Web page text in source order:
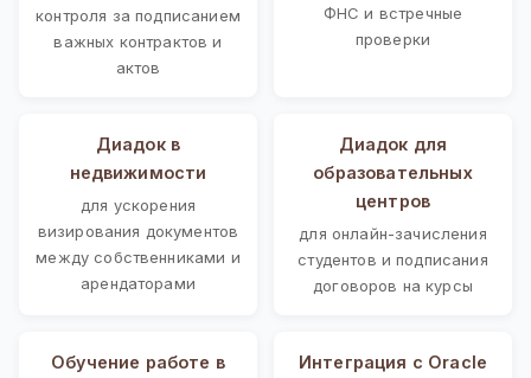
контроля за подписанием
важных контрактов и
актов
ФНС и встречные
проверки
Диадок в
недвижимости
для ускорения
визирования документов
между собственниками и
арендаторами
Диадок для
образовательных
центров
для онлайн-зачисления
студентов и подписания
договоров на курсы
Обучение работе в
Интеграция с Oracle